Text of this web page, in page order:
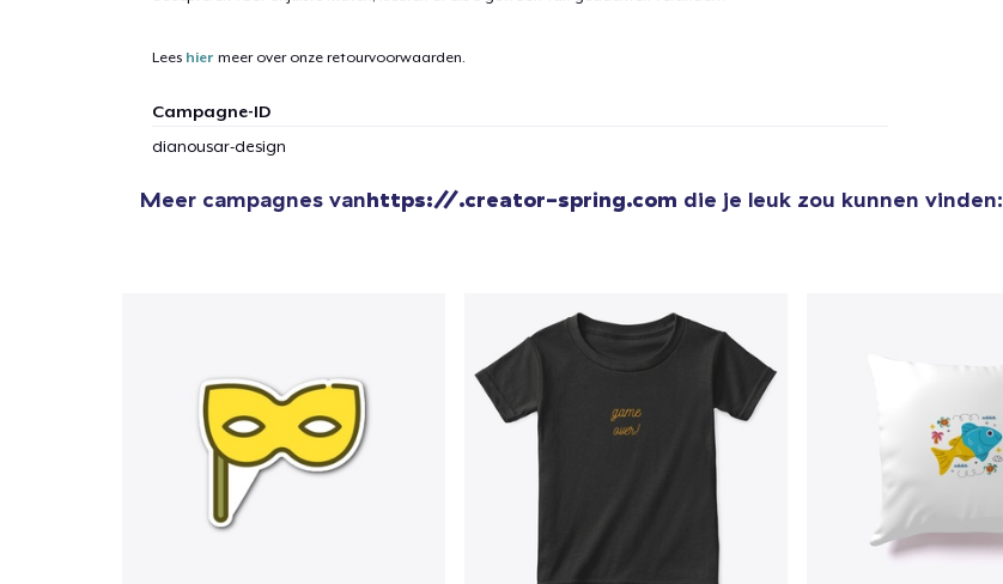
Lees hier meer over onze retourvoorwaarden.
Campagne-ID
dianousar-design
Meer campagnes vanhttps://.creator-spring.com die je leuk zou kunnen vinden:
AS Colour Stencil Hoodie
US$ 34,99
Unisex Premium Pullover Hoodie
US$ 40,99
Unisex Classic Crewneck Sweatshirt